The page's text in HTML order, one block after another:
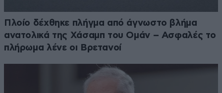
Πλοίο δέχθηκε πλήγμα από άγνωστο βλήμα
ανατολικά της Χάσαμπ του Ομάν – Ασφαλές το
πλήρωμα λένε οι Βρετανοί